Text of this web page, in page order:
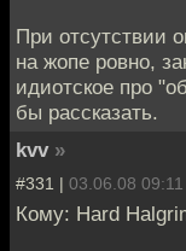
При отсутствии
на жопе ровно,
идиотское про
бы рассказать.
kvv »
#331 | 03.06.08 09:11
Кому: Hard